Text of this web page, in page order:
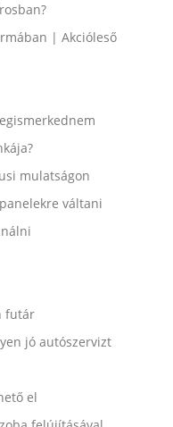
| Akcióleső
mulatságon
váltani
futár
jó autószervizt
el